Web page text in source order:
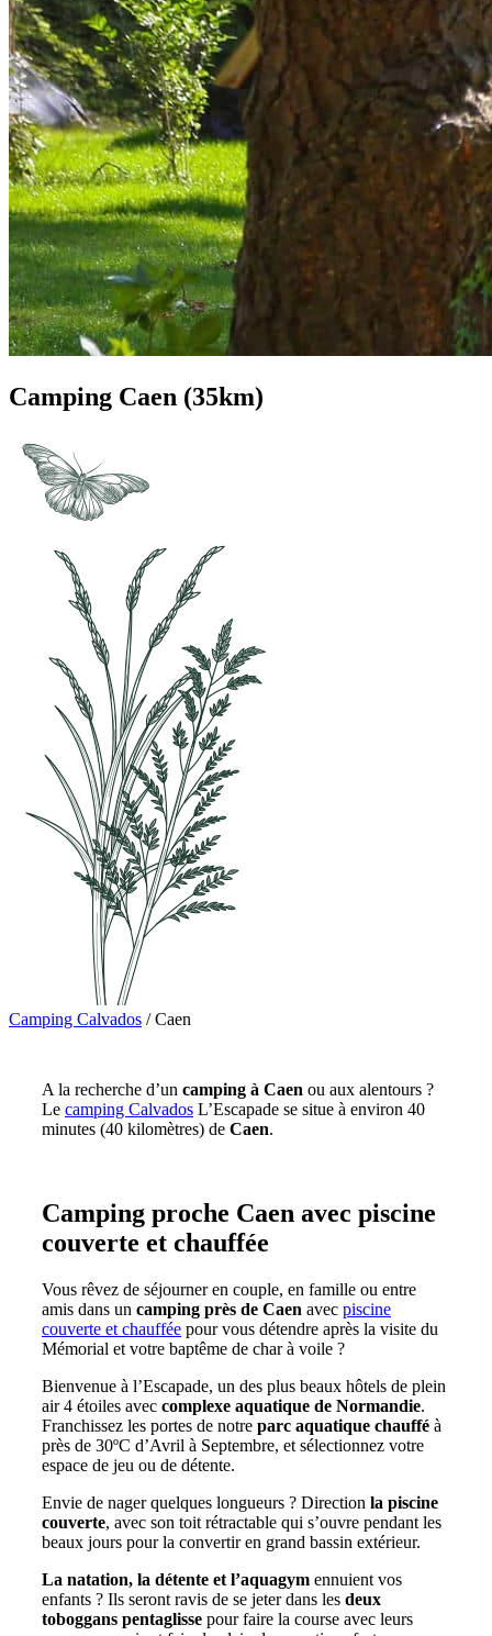
Camping Caen (35km)
Camping Calvados /Caen
A la recherche d’un camping à Caen ou aux alentours ?
Le camping Calvados L’Escapade se situe à environ 40
minutes (40 kilomètres) de Caen.
Camping proche Caen avec piscine
couverte et chauffée
Vous rêvez de séjourner en couple, en famille ou entre
amis dans un camping près de Caen avec piscine
couverte et chauffée pour vous détendre après la visite du
Mémorial et votre baptême de char à voile ?
Bienvenue à l’Escapade, un des plus beaux hôtels de plein
air 4 étoiles avec complexe aquatique de Normandie.
Franchissez les portes de notre parc aquatique chauffé à
près de 30ºC d’Avril à Septembre, et sélectionnez votre
espace de jeu ou de détente.
Envie de nager quelques longueurs ? Direction la piscine
couverte, avec son toit rétractable qui s’ouvre pendant les
beaux jours pour la convertir en grand bassin extérieur.
La natation, la détente et l’aquagym ennuient vos
enfants ? Ils seront ravis de se jeter dans les deux
toboggans pentaglisse pour faire la course avec leurs